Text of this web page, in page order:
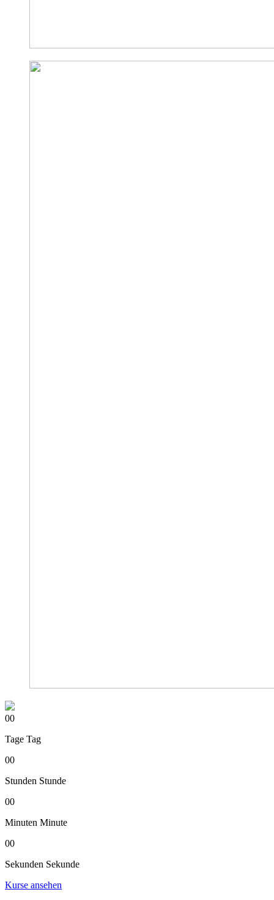
00
Tage Tag
00
Stunden Stunde
00
Minuten Minute
00
Sekunden Sekunde
Kurse ansehen